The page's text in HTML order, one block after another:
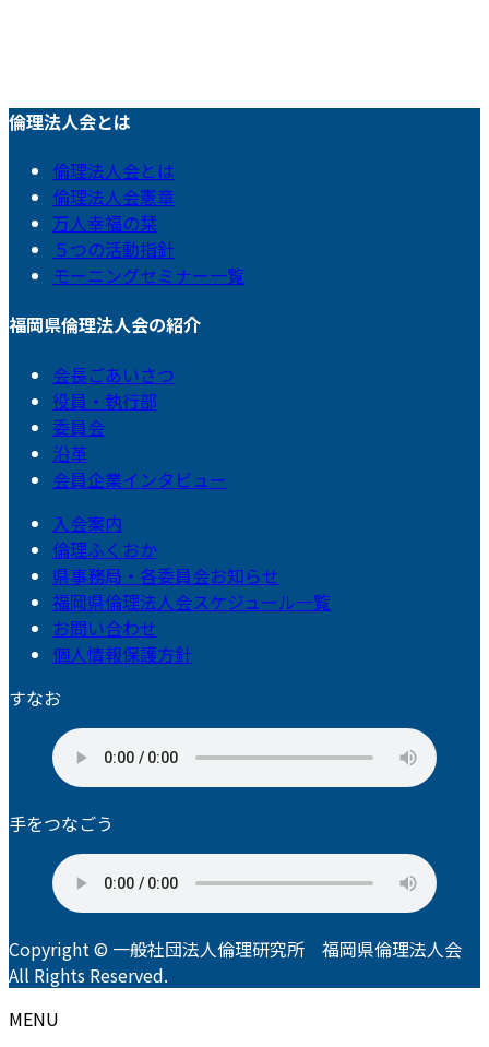
倫理法人会とは
倫理法人会とは
倫理法人会憲章
万人幸福の栞
５つの活動指針
モーニングセミナー一覧
福岡県倫理法人会の紹介
会長ごあいさつ
役員・執行部
委員会
沿革
会員企業インタビュー
入会案内
倫理ふくおか
県事務局・各委員会お知らせ
福岡県倫理法人会スケジュール一覧
お問い合わせ
個人情報保護方針
すなお
手をつなごう
Copyright © 一般社団法人倫理研究所 福岡県倫理法人会
All Rights Reserved.
MENU